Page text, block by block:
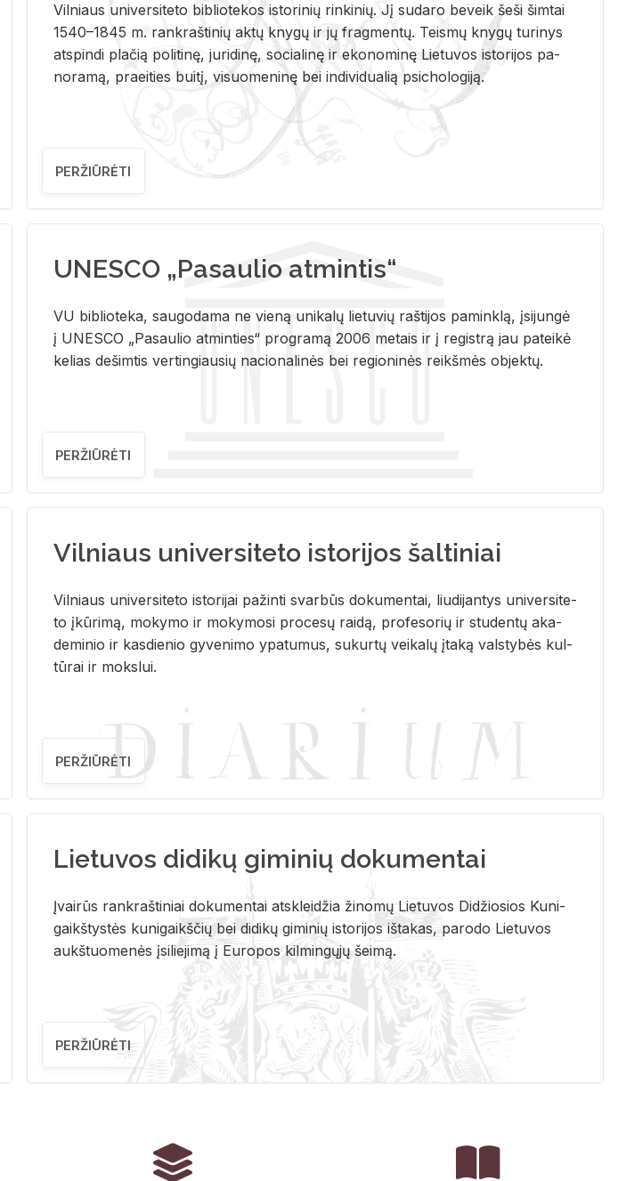
Vil­niaus uni­ver­si­te­to bi­b­lio­te­kos is­to­ri­nių rin­ki­nių. Jį su­da­ro be­veik šeši šim­tai
1540–1845 m. rank­raš­ti­nių aktų kny­gų ir jų frag­men­tų. Teis­mų kny­gų tu­ri­nys
at­spin­di pla­čią po­li­ti­nę, ju­ri­di­nę, so­cia­li­nę ir eko­no­mi­nę Lie­tu­vos is­to­ri­jos pa­
no­ra­mą, pra­ei­ties bui­tį, vi­suo­me­ni­nę bei in­di­vi­dua­lią psi­cho­lo­gi­ją.
PERŽIŪRĖTI
UNESCO „Pasaulio atmintis“
VU biblioteka, saugodama ne vieną unikalų lietuvių raštijos paminklą, įsijungė
į UNESCO „Pasaulio atminties“ programą 2006 metais ir į registrą jau pateikė
kelias dešimtis vertingiausių nacionalinės bei regioninės reikšmės objektų.
PERŽIŪRĖTI
Vilniaus universiteto istorijos šaltiniai
Vil­niaus uni­ver­si­te­to is­to­ri­jai pa­žin­ti svar­būs do­ku­men­tai, liu­di­jan­tys uni­ver­si­te­
to įkū­ri­mą, mo­ky­mo ir mo­ky­mo­si pro­ce­sų rai­dą, pro­fe­so­rių ir stu­den­tų aka­
de­mi­nio ir kas­die­nio gy­ve­ni­mo ypa­tu­mus, su­kur­tų vei­ka­lų įta­ką vals­ty­bės kul­
tū­rai ir moks­lui.
PERŽIŪRĖTI
Lietuvos didikų giminių dokumentai
Įvai­rūs rank­raš­ti­niai do­ku­men­tai at­sklei­džia ži­no­mų Lie­tu­vos Di­džio­sios Ku­ni­
gaikš­tys­tės ku­ni­gaikš­čių bei di­di­kų gi­mi­nių is­to­ri­jos iš­ta­kas, pa­ro­do Lie­tu­vos
aukš­tuo­me­nės įsi­lie­ji­mą į Eu­ro­pos kil­min­gų­jų šei­mą.
PERŽIŪRĖTI